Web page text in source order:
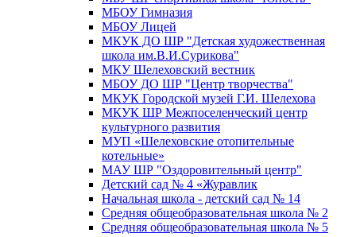
МБОУ Гимназия
МБОУ Лицей
МКУК ДО ШР "Детская художественная
школа им.В.И.Сурикова"
МКУ Шелеховский вестник
МБОУ ДО ШР "Центр творчества"
МКУК Городской музей Г.И. Шелехова
МКУК ШР Межпоселенческий центр
культурного развития
МУП «Шелеховские отопительные
котельные»
МАУ ШР "Оздоровительный центр"
Детский сад № 4 «Журавлик
Начальная школа - детский сад № 14
Средняя общеобразовательная школа № 2
Средняя общеобразовательная школа № 5